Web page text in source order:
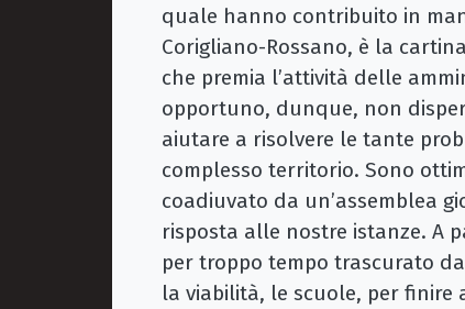
quale hanno contribuito in
Corigliano-Rossano, è la
che premia l’attività delle
opportuno, dunque, non
aiutare a risolvere le tante
complesso territorio. Sono
coadiuvato da un’assemblea
risposta alle nostre istanze. A
per troppo tempo trascurato
la viabilità, le scuole, per